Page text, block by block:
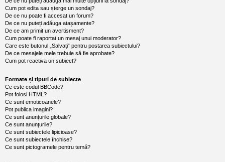
s
e
s
r
i
l
o
r
e
u
l
o
t
e
s
i
a
u
Cum pot edita sau șterge un sondaj?
De ce nu poate fi accesat un forum?
De ce nu puteți adăuga atașamente?
De ce am primit un avertisment?
Cum poate fi raportat un mesaj unui moderator?
Care este butonul „Salvați” pentru postarea subiectului?
De ce mesajele mele trebuie să fie aprobate?
Cum pot reactiva un subiect?
Formate și tipuri de subiecte
Ce este codul BBCode?
Pot folosi HTML?
Ce sunt emoticoanele?
Pot publica imagini?
Ce sunt anunţurile globale?
Ce sunt anunţurile?
Ce sunt subiectele lipicioase?
Ce sunt subiectele închise?
Ce sunt pictogramele pentru temă?